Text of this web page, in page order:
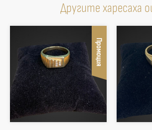
Другите харесаха
Промоция